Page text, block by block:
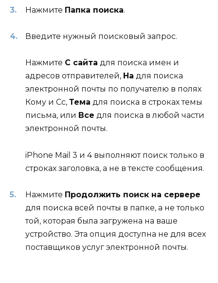
Нажмите Папка поиска.
Введите нужный поисковый запрос.
Нажмите С сайта для поиска имен и
адресов отправителей, На для поиска
электронной почты по получателю в полях
Кому и Cc, Тема для поиска в строках темы
письма, или Все для поиска в любой части
электронной почты.
iPhone Mail 3 и 4 выполняют поиск только в
строках заголовка, а не в тексте сообщения.
Нажмите Продолжить поиск на сервере
для поиска всей почты в папке, а не только
той, которая была загружена на ваше
устройство. Эта опция доступна не для всех
поставщиков услуг электронной почты.